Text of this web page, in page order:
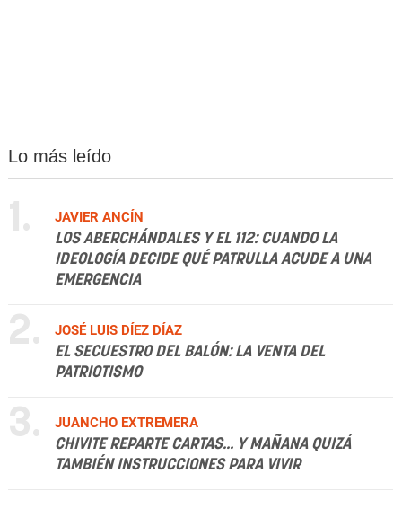
Lo más leído
1.
JAVIER ANCÍN
LOS ABERCHÁNDALES Y EL 112: CUANDO LA
IDEOLOGÍA DECIDE QUÉ PATRULLA ACUDE A UNA
EMERGENCIA
2.
JOSÉ LUIS DÍEZ DÍAZ
EL SECUESTRO DEL BALÓN: LA VENTA DEL
PATRIOTISMO
3.
JUANCHO EXTREMERA
CHIVITE REPARTE CARTAS... Y MAÑANA QUIZÁ
TAMBIÉN INSTRUCCIONES PARA VIVIR